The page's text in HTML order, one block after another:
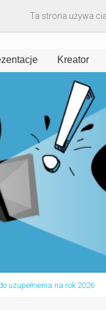
Kreator
uzupełnienia na rok 2026
Ta strona używa